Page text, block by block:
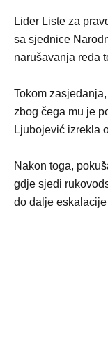
Lider Liste za
sa sjednice
narušavanja reda
Tokom
zbog čega mu je
Ljubojević izrekla
Nakon toga,
gdje sjedi
do dalje